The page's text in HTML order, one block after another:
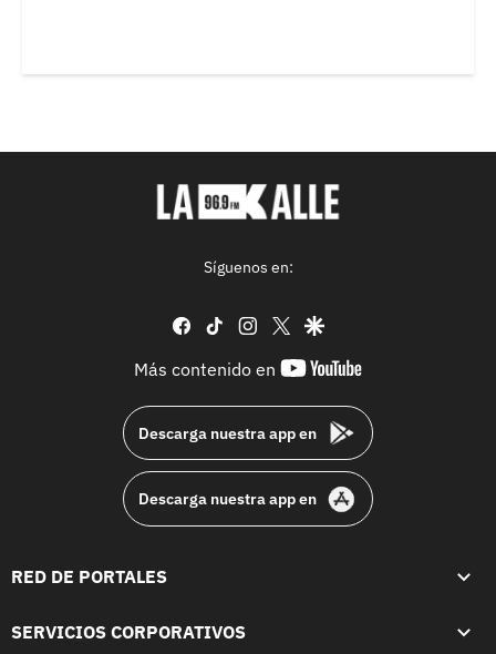
Síguenos en:
facebook
tiktok instagram
twittergoogle
Más contenido en
youtube-
Descarga nuestra app en
Descarga nuestra app en
RED DE PORTALES
SERVICIOS CORPORATIVOS